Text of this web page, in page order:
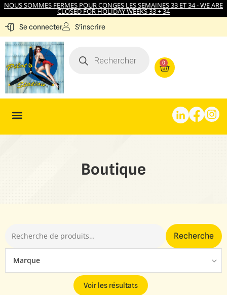
NOUS SOMMES FERMES POUR CONGES LES SEMAINES 33 ET 34 - WE ARE
CLOSED FOR HOLIDAY WEEKS 33 + 34
Se connecter S'inscrire
0
Boutique
Recherche
Marque
Voir les résultats